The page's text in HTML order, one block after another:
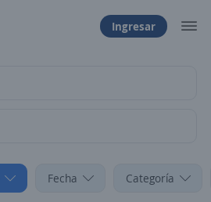
Ingresar
Fecha Categoría